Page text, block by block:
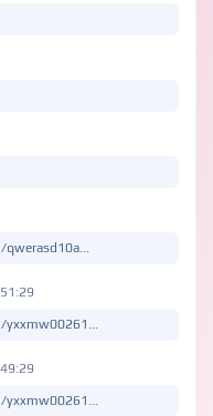
yxxmw00261...
yxxmw00261...